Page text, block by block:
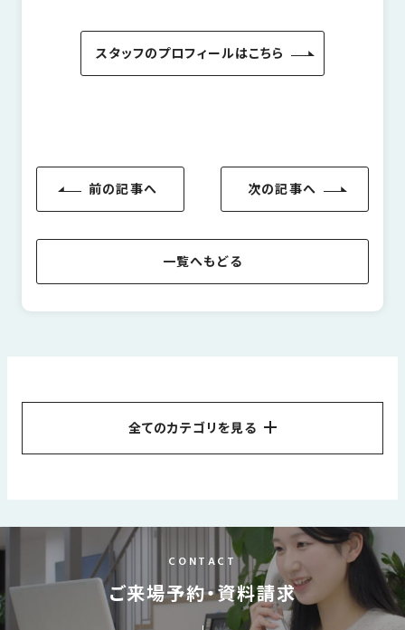
スタッフのプロフィールはこちら
前の記事へ 次の記事へ
一覧へもどる
全てのカテゴリを見る
はなおかの家づくり
間取り
リフォーム
エクステリア
インテリア 外観 玄関ドア
子育て
補助金について
ペットと一緒に暮らす 収納
CONTACT
ご来場予約・資料請求